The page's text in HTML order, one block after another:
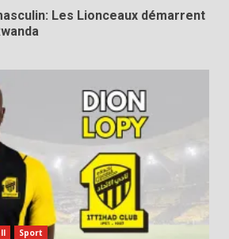
Les Lionceaux démarrent
Sport